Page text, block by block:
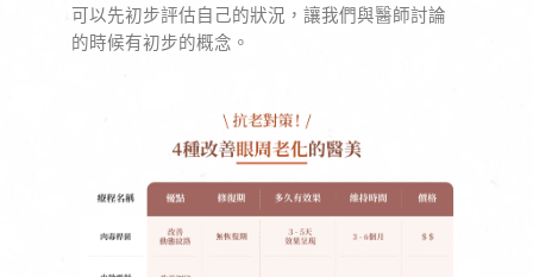
可以先初步評估自己的狀況，讓我們與醫師討論
的時候有初步的概念。